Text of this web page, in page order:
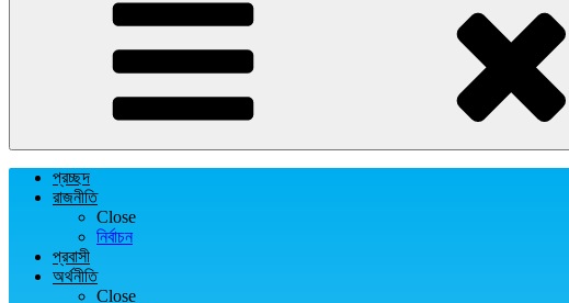
প্রচ্ছদ
রাজনীতি
Close
নির্বাচন
প্রবাসী
অর্থনীতি
Close